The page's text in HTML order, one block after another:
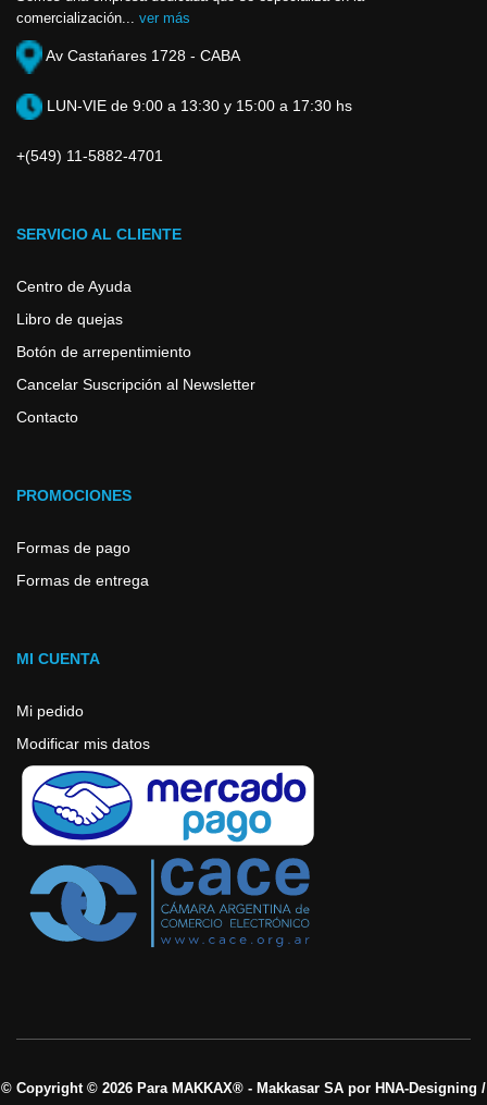
comercialización... ver más
Av Castańares 1728 - CABA
LUN-VIE de 9:00 a 13:30 y 15:00 a 17:30 hs
+(549) 11-5882-4701
SERVICIO AL CLIENTE
Centro de Ayuda
Libro de quejas
Botón de arrepentimiento
Cancelar Suscripción al Newsletter
Contacto
PROMOCIONES
Formas de pago
Formas de entrega
MI CUENTA
Mi pedido
Modificar mis datos
© Copyright © 2026 Para MAKKAX® - Makkasar SA por HNA-Designing /